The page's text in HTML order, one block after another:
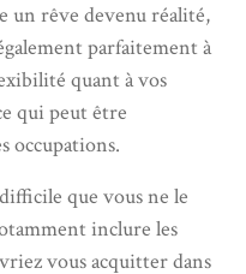
un rêve devenu réalité,
parfaitement à
quant à vos
qui peut être
occupations.
que vous ne le
inclure les
vous acquitter dans